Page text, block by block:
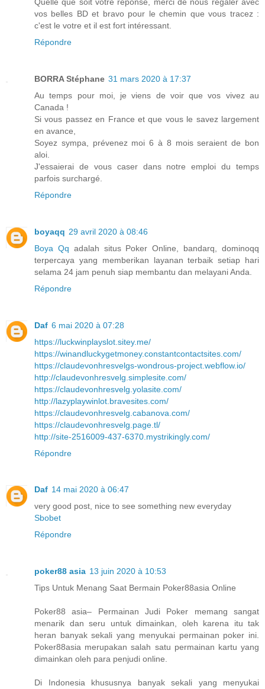
vos belles BD et bravo pour le chemin que vous tracez :
c'est le votre et il est fort intéressant.
Répondre
BORRA Stéphane 31 mars 2020 à 17:37
Au temps pour moi, je viens de voir que vos vivez au
Canada !
Si vous passez en France et que vous le savez largement
en avance,
Soyez sympa, prévenez moi 6 à 8 mois seraient de bon
aloi.
J'essaierai de vous caser dans notre emploi du temps
parfois surchargé.
Répondre
boyaqq 29 avril 2020 à 08:46
Boya Qq adalah situs Poker Online, bandarq, dominoqq
terpercaya yang memberikan layanan terbaik setiap hari
selama 24 jam penuh siap membantu dan melayani Anda.
Répondre
Daf 6 mai 2020 à 07:28
https://luckwinplayslot.sitey.me/
https://winandluckygetmoney.constantcontactsites.com/
https://claudevonhresvelgs-wondrous-project.webflow.io/
http://claudevonhresvelg.simplesite.com/
https://claudevonhresvelg.yolasite.com/
http://lazyplaywinlot.bravesites.com/
https://claudevonhresvelg.cabanova.com/
https://claudevonhresvelg.page.tl/
http://site-2516009-437-6370.mystrikingly.com/
Répondre
Daf 14 mai 2020 à 06:47
very good post, nice to see something new everyday
Sbobet
Répondre
poker88 asia 13 juin 2020 à 10:53
Tips Untuk Menang Saat Bermain Poker88asia Online
Poker88 asia– Permainan Judi Poker memang sangat
menarik dan seru untuk dimainkan, oleh karena itu tak
heran banyak sekali yang menyukai permainan poker ini.
Poker88asia merupakan salah satu permainan kartu yang
dimainkan oleh para penjudi online.
Di Indonesia khususnya banyak sekali yang menyukai